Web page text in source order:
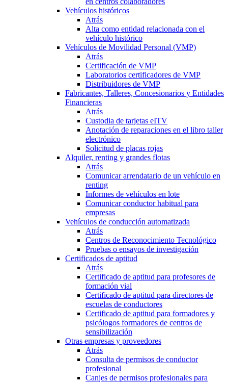
Vehículos históricos
Atrás
Alta como entidad relacionada con el
vehículo histórico
Vehículos de Movilidad Personal (VMP)
Atrás
Certificación de VMP
Laboratorios certificadores de VMP
Distribuidores de VMP
Fabricantes, Talleres, Concesionarios y Entidades
Financieras
Atrás
Custodia de tarjetas eITV
Anotación de reparaciones en el libro taller
electrónico
Solicitud de placas rojas
Alquiler, renting y grandes flotas
Atrás
Comunicar arrendatario de un vehículo en
renting
Informes de vehículos en lote
Comunicar conductor habitual para
empresas
Vehículos de conducción automatizada
Atrás
Centros de Reconocimiento Tecnológico
Pruebas o ensayos de investigación
Certificados de aptitud
Atrás
Certificado de aptitud para profesores de
formación vial
Certificado de aptitud para directores de
escuelas de conductores
Certificado de aptitud para formadores y
psicólogos formadores de centros de
sensibilización
Otras empresas y proveedores
Atrás
Consulta de permisos de conductor
profesional
Canjes de permisos profesionales para